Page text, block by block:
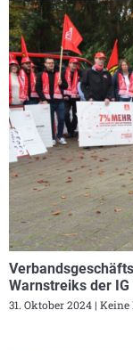
Warnstreiks der IG
31. Oktober 2024 Keine